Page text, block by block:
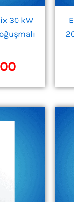
30 kW